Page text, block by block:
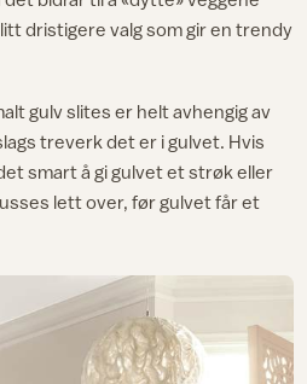
dristigere valg som gir en trendy
gulv slites er helt avhengig av
treverk det er i gulvet. Hvis
smart å gi gulvet et strøk eller
lett over, før gulvet får et